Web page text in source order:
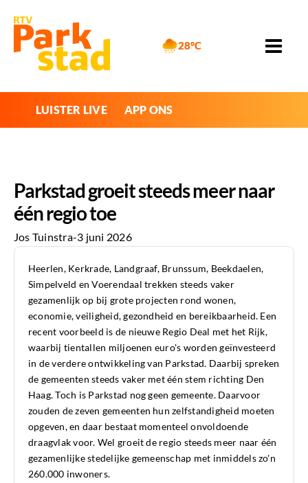
28°C
LUISTER LIVE APP ONS
Parkstad groeit steeds meer naar
één regio toe
Jos Tuinstra-3 juni 2026
Heerlen, Kerkrade, Landgraaf, Brunssum, Beekdaelen,
Simpelveld en Voerendaal trekken steeds vaker
gezamenlijk op bij grote projecten rond wonen,
economie, veiligheid, gezondheid en bereikbaarheid. Een
recent voorbeeld is de nieuwe Regio Deal met het Rijk,
waarbij tientallen miljoenen euro's worden geïnvesteerd
in de verdere ontwikkeling van Parkstad. Daarbij spreken
de gemeenten steeds vaker met één stem richting Den
Haag. Toch is Parkstad nog geen gemeente. Daarvoor
zouden de zeven gemeenten hun zelfstandigheid moeten
opgeven, en daar bestaat momenteel onvoldoende
draagvlak voor. Wel groeit de regio steeds meer naar één
gezamenlijke stedelijke gemeenschap met inmiddels zo'n
260.000 inwoners.